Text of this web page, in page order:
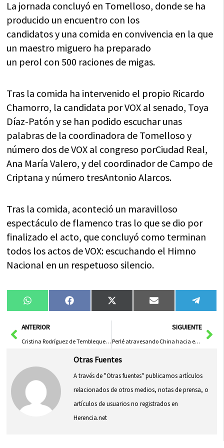
La jornada concluyó en Tomelloso, donde se ha
producido un encuentro con los
candidatos y una comida en convivencia en la que
un maestro miguero ha preparado
un perol con 500 raciones de migas.
Tras la comida ha intervenido el propio Ricardo
Chamorro, la candidata por VOX al senado, Toya
Díaz-Patón y se han podido escuchar unas
palabras de la coordinadora de Tomelloso y
número dos de VOX al congreso porCiudad Real,
Ana María Valero, y del coordinador de Campo de
Criptana y número tresAntonio Alarcos.
Tras la comida, aconteció un maravilloso
espectáculo de flamenco tras lo que se dio por
finalizado el acto, que concluyó como terminan
todos los actos de VOX: escuchando el Himno
Nacional en un respetuoso silencio.
Compartir
en
WhatsAppCompartir
en
FacebookCompartir
en
X
(Twitter)
Compartir
en
Email
en
AntANTERIOR
Cristina Rodríguez de Tembleque presenta su candidatura a la Alcaldía de Herencia
SIGUIENTE
Perlé atravesando China hacia el Tíbet
Otras Fuentes
A través de "Otras fuentes" publicamos artículos
relacionados de otros medios, notas de prensa, o
artículos de usuarios no registrados en
Herencia.net